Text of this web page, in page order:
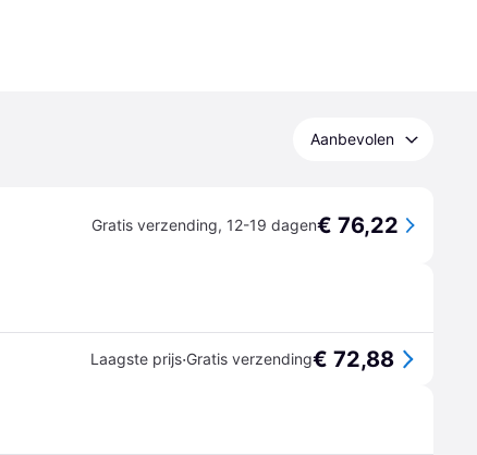
Aanbevolen
Gratis verzending, 12-19 dagen€ 76,22
Laagste prijs·Gratis verzending€ 72,88